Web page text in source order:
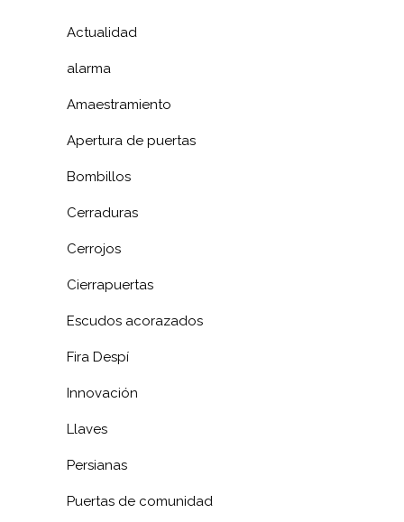
Actualidad
alarma
Amaestramiento
Apertura de puertas
Bombillos
Cerraduras
Cerrojos
Cierrapuertas
Escudos acorazados
Fira Despí
Innovación
Llaves
Persianas
Puertas de comunidad